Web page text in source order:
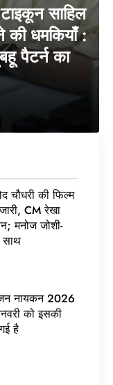
साहिल
की धमकियाँ :
पैटर्न का
चौधरी की फिल्म
CM रेखा
मनोज जोशी-
साथ
नायकन 2026
को इसकी
है